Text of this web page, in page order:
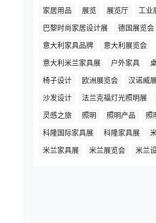
家居用品
展览 展览厅
工业
巴黎时尚家居设计展
德国展览会
意大利家具品牌
意大利展览会
意大利米兰家具展
户外家具
椅子设计
欧洲展览会
汉诺威
沙发设计
法兰克福灯光照明展
灵感之旅
照明 照明产品
照
科隆国际家具展
科隆家具展
米兰家具展
米兰展览会 米兰